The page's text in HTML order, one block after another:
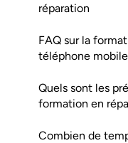
réparation
FAQ sur la
téléphone mobile
Quels sont les
formation en
Combien de